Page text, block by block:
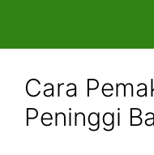
content
Cara
Peninggi